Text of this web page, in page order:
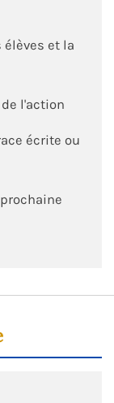
et la
l'action
écrite ou